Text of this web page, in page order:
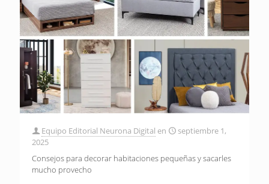
Equipo Editorial Neurona Digital en
septiembre 1,
2025
Consejos para decorar habitaciones pequeñas y sacarles
mucho provecho